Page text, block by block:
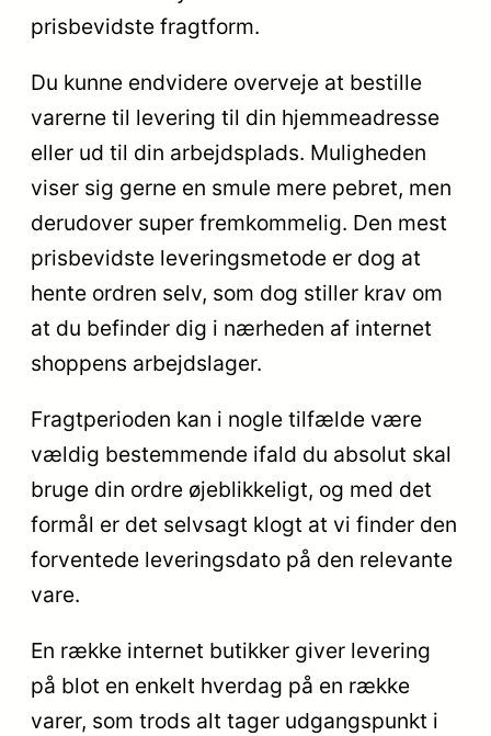
prisbevidste fragtform.
Du kunne endvidere overveje at bestille
varerne til levering til din hjemmeadresse
eller ud til din arbejdsplads. Muligheden
viser sig gerne en smule mere pebret, men
derudover super fremkommelig. Den mest
prisbevidste leveringsmetode er dog at
hente ordren selv, som dog stiller krav om
at du befinder dig i nærheden af internet
shoppens arbejdslager.
Fragtperioden kan i nogle tilfælde være
vældig bestemmende ifald du absolut skal
bruge din ordre øjeblikkeligt, og med det
formål er det selvsagt klogt at vi finder den
forventede leveringsdato på den relevante
vare.
En række internet butikker giver levering
på blot en enkelt hverdag på en række
varer, som trods alt tager udgangspunkt i